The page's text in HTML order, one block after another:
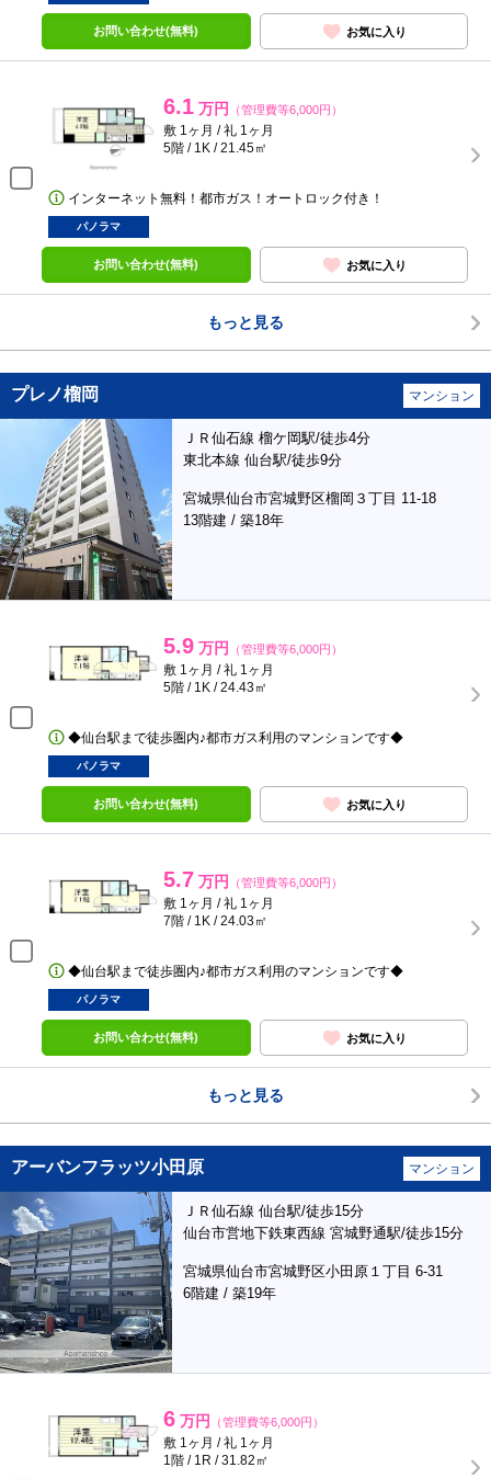
お問い合わせ(無料) お気に入り
6.1 万円 （管理費等6,000円）
敷 1ヶ月 / 礼 1ヶ月
5階 / 1K / 21.45㎡
インターネット無料！都市ガス！オートロック付き！
パノラマ
お問い合わせ(無料) お気に入り
もっと見る
プレノ榴岡 マンション
ＪＲ仙石線 榴ケ岡駅/徒歩4分
東北本線 仙台駅/徒歩9分
宮城県仙台市宮城野区榴岡３丁目 11-18
13階建 / 築18年
5.9 万円 （管理費等6,000円）
敷 1ヶ月 / 礼 1ヶ月
5階 / 1K / 24.43㎡
◆仙台駅まで徒歩圏内♪都市ガス利用のマンションです◆
パノラマ
お問い合わせ(無料) お気に入り
5.7 万円 （管理費等6,000円）
敷 1ヶ月 / 礼 1ヶ月
7階 / 1K / 24.03㎡
◆仙台駅まで徒歩圏内♪都市ガス利用のマンションです◆
パノラマ
お問い合わせ(無料) お気に入り
もっと見る
アーバンフラッツ小田原 マンション
ＪＲ仙石線 仙台駅/徒歩15分
仙台市営地下鉄東西線 宮城野通駅/徒歩15分
宮城県仙台市宮城野区小田原１丁目 6-31
6階建 / 築19年
6 万円 （管理費等6,000円）
敷 1ヶ月 / 礼 1ヶ月
1階 / 1R / 31.82㎡